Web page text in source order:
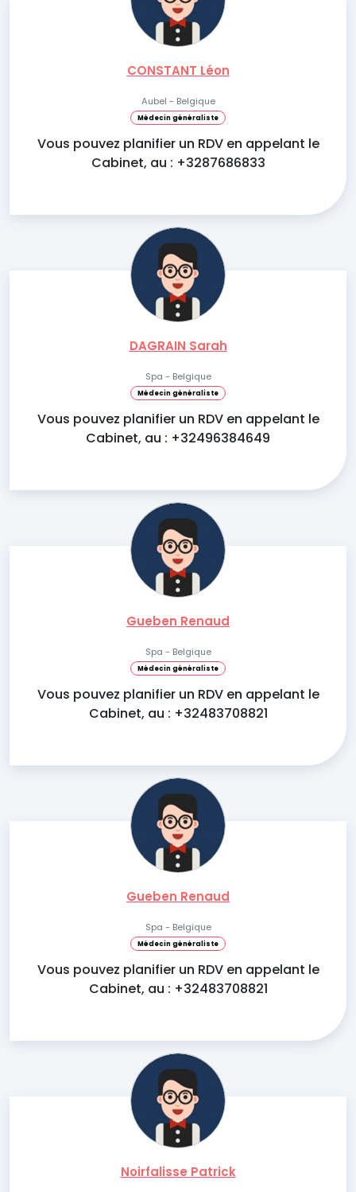
CONSTANT Léon
Aubel - Belgique
Médecin généraliste
Vous pouvez planifier un RDV en appelant le
Cabinet, au : +3287686833
DAGRAIN Sarah
Spa - Belgique
Médecin généraliste
Vous pouvez planifier un RDV en appelant le
Cabinet, au : +32496384649
Gueben Renaud
Spa - Belgique
Médecin généraliste
Vous pouvez planifier un RDV en appelant le
Cabinet, au : +32483708821
Gueben Renaud
Spa - Belgique
Médecin généraliste
Vous pouvez planifier un RDV en appelant le
Cabinet, au : +32483708821
Noirfalisse Patrick